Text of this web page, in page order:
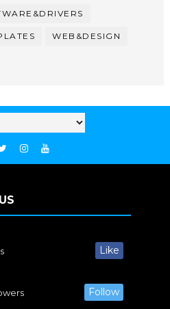
WEB&DESIGN
Like
Follow